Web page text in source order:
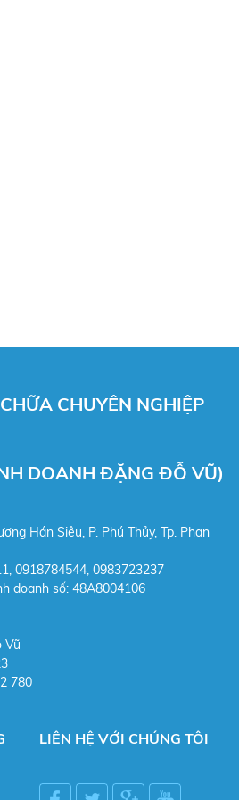
CHUYÊN NGHIỆP
ĐẶNG ĐỖ VŨ)
Hán Siêu, P. Phú Thủy, Tp. Phan
0918784544, 0983723237
doanh số: 48A8004106
Vũ
780
LIÊN HỆ VỚI CHÚNG TÔI